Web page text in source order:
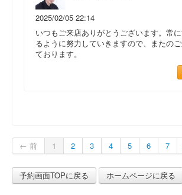
2025/02/05 22:14
いつもご来店ありがとうございます。常
るように努力していきますので、またの
ております。
← 前 1 2 3 4 5 6 7
予約画面TOPに戻る ホームページに戻る